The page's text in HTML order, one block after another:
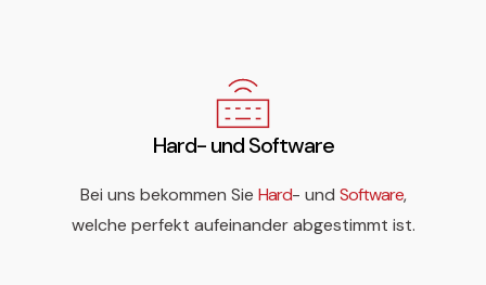
Hard- und Software
Bei uns bekommen Sie Hard- und Software,
welche perfekt aufeinander abgestimmt ist.